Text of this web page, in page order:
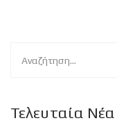
ζ
Τελευταία Νέα